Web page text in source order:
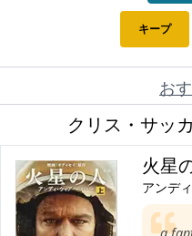
キープ
お
クリス・サッ
火星
アンデ